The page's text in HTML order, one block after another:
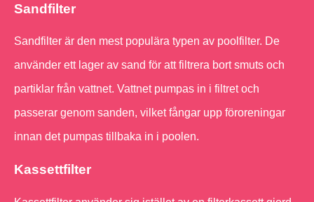
Sandfilter
Sandfilter är den mest populära typen av poolfilter. De
använder ett lager av sand för att filtrera bort smuts och
partiklar från vattnet. Vattnet pumpas in i filtret och
passerar genom sanden, vilket fångar upp föroreningar
innan det pumpas tillbaka in i poolen.
Kassettfilter